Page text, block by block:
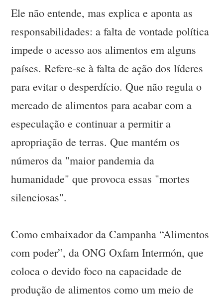
Ele não entende, mas explica e aponta as
responsabilidades: a falta de vontade política
impede o acesso aos alimentos em alguns
países. Refere-se à falta de ação dos líderes
para evitar o desperdício. Que não regula o
mercado de alimentos para acabar com a
especulação e continuar a permitir a
apropriação de terras. Que mantém os
números da "maior pandemia da
humanidade" que provoca essas "mortes
silenciosas".
Como embaixador da Campanha “Alimentos
com poder”, da ONG Oxfam Intermón, que
coloca o devido foco na capacidade de
produção de alimentos como um meio de